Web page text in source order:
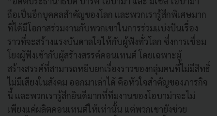
ถือเป็นอีกบุคคลสำคัญของโลก และพวกเรารู้สึกพิเศษมาก
ที่ได้มีโอกาสร่วมงานกับพวกเขาในการร่วมแบ่งปันเรื่อง
ราวที่จะสร้างแรงบันดาลใจให้กับผู้ฟังทั่วโลก ซึ่งการเชื่อม
โยงผู้ฟังเข้ากับผู้สร้างสรรค์คอนเทนต์ โดยเฉพาะผู้
สร้างสรรค์ที่สามารถหยิบยกเรื่องราวของกลุ่มคนที่ไม่มีสิทธิ์
ไม่มีเสียงในสังคม ออกมาเล่าได้ คือหัวใจสำคัญของภารกิจ
นี้ และพวกเรารู้สึกยินดีมากที่ทีมงานของโอบาม่าจะไม่
เพียงแค่ผลิตคอนเทนต์ให้เท่านั้น แต่พวกเขายังช่วย